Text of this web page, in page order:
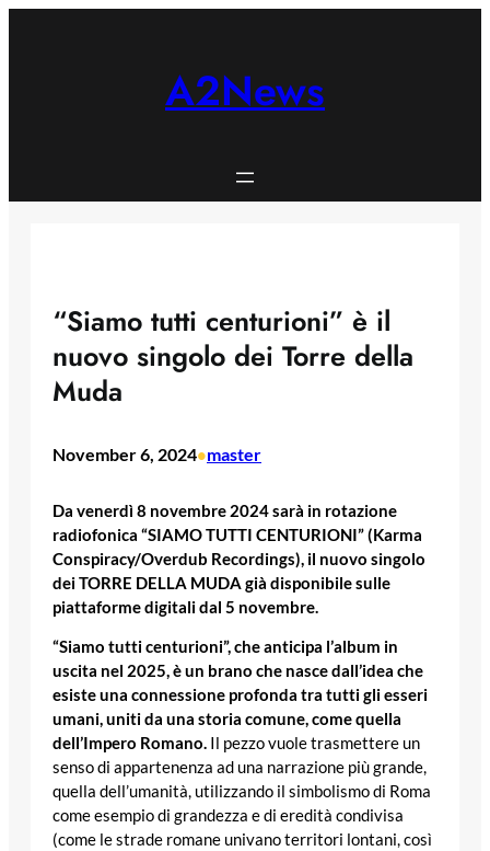
A2News
“Siamo tutti centurioni” è il
nuovo singolo dei Torre della
Muda
November 6, 2024•master
Da venerdì 8 novembre 2024 sarà in rotazione
radiofonica “SIAMO TUTTI CENTURIONI” (Karma
Conspiracy/Overdub Recordings), il nuovo singolo
dei TORRE DELLA MUDA già disponibile sulle
piattaforme digitali dal 5 novembre.
“Siamo tutti centurioni”, che anticipa l’album in
uscita nel 2025, è un brano che nasce dall’idea che
esiste una connessione profonda tra tutti gli esseri
umani, uniti da una storia comune, come quella
dell’Impero Romano. Il pezzo vuole trasmettere un
senso di appartenenza ad una narrazione più grande,
quella dell’umanità, utilizzando il simbolismo di Roma
come esempio di grandezza e di eredità condivisa
(come le strade romane univano territori lontani, così